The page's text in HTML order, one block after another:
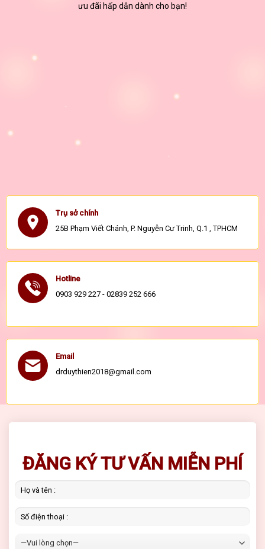
ưu đãi hấp dẫn dành cho bạn!
Trụ sở chính
25B Phạm Viết Chánh, P. Nguyễn Cư Trinh, Q.1 , TPHCM
Hotline
0903 929 227 - 02839 252 666
Email
drduythien2018@gmail.com
ĐĂNG KÝ TƯ VẤN MIỄN PHÍ